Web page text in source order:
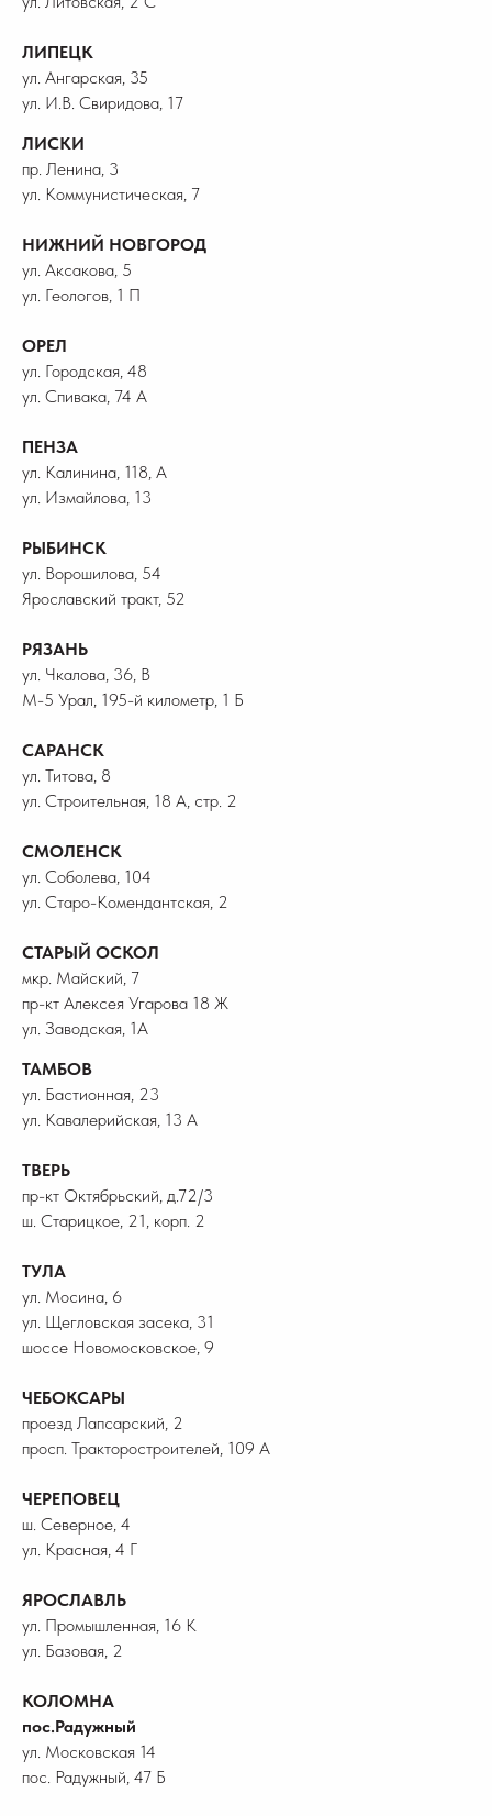
ЛИПЕЦК
ул. Ангарская, 35
ул. И.В. Свиридова, 17
ЛИСКИ
пр. Ленина, 3
ул. Коммунистическая, 7
НИЖНИЙ НОВГОРОД
ул. Аксакова, 5
ул. Геологов, 1 П
ОРЕЛ
ул. Городская, 48
ул. Спивака, 74 А
ПЕНЗА
ул. Калинина, 118, А
ул. Измайлова, 13
РЫБИНСК
ул. Ворошилова, 54
Ярославский тракт, 52
РЯЗАНЬ
ул. Чкалова, 36, В
М-5 Урал, 195-й километр, 1 Б
САРАНСК
ул. Титова, 8
ул. Строительная, 18 А, стр. 2
СМОЛЕНСК
ул. Соболева, 104
ул. Старо-Комендантская, 2
СТАРЫЙ ОСКОЛ
мкр. Майский, 7
пр-кт Алексея Угарова 18 Ж
ул. Заводская, 1А
ТАМБОВ
ул. Бастионная, 23
ул. Кавалерийская, 13 А
ТВЕРЬ
пр-кт Октябрьский, д.72/3
ш. Старицкое, 21, корп. 2
ТУЛА
ул. Мосина, 6
ул. Щегловская засека, 31
шоссе Новомосковское, 9
ЧЕБОКСАРЫ
проезд Лапсарский, 2
просп. Тракторостроителей, 109 А
ЧЕРЕПОВЕЦ
ш. Северное, 4
ул. Красная, 4 Г
ЯРОСЛАВЛЬ
ул. Промышленная, 16 К
ул. Базовая, 2
КОЛОМНА
пос.Радужный
ул. Московская 14
пос. Радужный, 47 Б